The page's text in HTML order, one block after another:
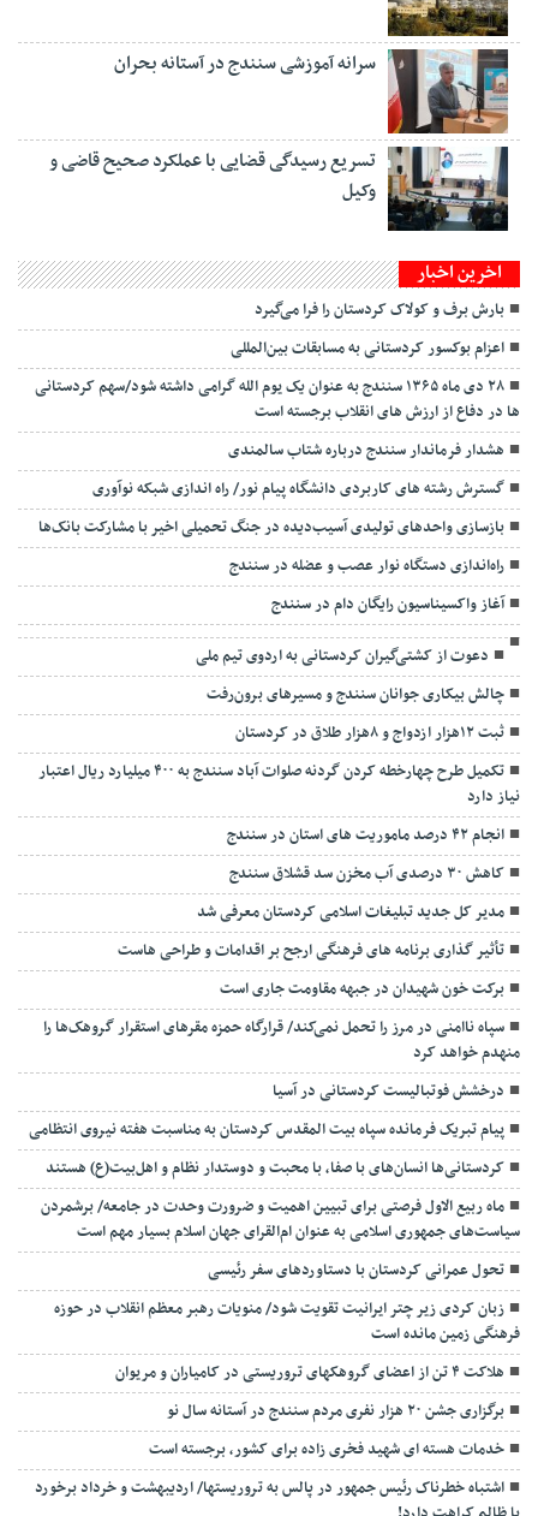
سرانه آموزشی سنندج در آستانه بحران
تسریع رسیدگی قضایی با عملکرد صحیح قاضی و
وکیل
اخرین اخبار
بارش برف و کولاک کردستان را فرا می‌گیرد
اعزام بوکسور کردستانی به مسابقات بین‌المللی
۲۸ دی ماه ۱۳۶۵ سنندج به عنوان یک یوم الله گرامی داشته شود/سهم کردستانی
ها در دفاع از ارزش های انقلاب برجسته است
هشدار فرماندار سنندج درباره شتاب سالمندی
گسترش رشته های کاربردی دانشگاه پیام نور/ راه اندازی شبکه نوآوری
بازسازی واحدهای تولیدی آسیب‌دیده در جنگ تحمیلی اخیر با مشارکت بانک‌ها
راه‌اندازی دستگاه نوار عصب و عضله در سنندج
آغاز واکسیناسیون رایگان دام در سنندج
دعوت از کشتی‌گیران کردستانی به اردوی تیم ملی
چالش بیکاری جوانان سنندج و مسیرهای برون‌رفت
ثبت ۱۲هزار ازدواج و ۸هزار طلاق در کردستان
تکمیل طرح چهارخطه کردن گردنه صلوات آباد سنندج به ۴۰۰ میلیارد ریال اعتبار
نیاز دارد
انجام ۴۲ درصد ماموریت های استان در سنندج
کاهش ۳۰ درصدی آب مخزن سد قشلاق سنندج
مدیر کل جدید تبلیغات اسلامی کردستان معرفی شد
تأثیر گذاری برنامه های فرهنگی ارجح بر اقدامات و طراحی هاست
برکت خون شهیدان در جبهه مقاومت جاری است
سپاه ناامنی در مرز را تحمل نمی‌کند/ قرارگاه حمزه مقرهای استقرار گروهک‌ها را
منهدم خواهد کرد
درخشش فوتبالیست کردستانی در آسیا
پیام تبریک فرمانده سپاه بیت المقدس کردستان به مناسبت هفته نیروی انتظامی
کردستانی‌ها انسان‌های با صفا، با محبت و دوستدار نظام و اهل‌بیت(ع) هستند
ماه ربیع الاول فرصتی برای تبیین اهمیت و ضرورت وحدت در جامعه/ برشمردن
سیاست‌های جمهوری اسلامی به عنوان ام‌القرای جهان اسلام بسیار مهم است
تحول عمرانی کردستان با دستاوردهای سفر رئیسی
زبان کردی زیر چتر ایرانیت تقویت شود/ منویات رهبر معظم انقلاب در حوزه
فرهنگی زمین مانده است
هلاکت ۴ تن از اعضای گروهکهای تروریستی در کامیاران و مریوان
برگزاری جشن ۲۰ هزار نفری مردم سنندج در آستانه سال نو
خدمات هسته ای شهید فخری زاده برای کشور، برجسته است
اشتباه خطرناک رئیس جمهور در پالس به تروریستها/ اردیبهشت و خرداد برخورد